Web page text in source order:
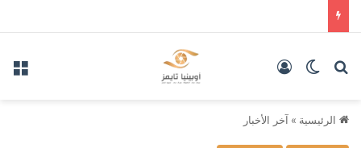
بحث عنالوضع المظلم
الرئيسية » آخر الأخبار